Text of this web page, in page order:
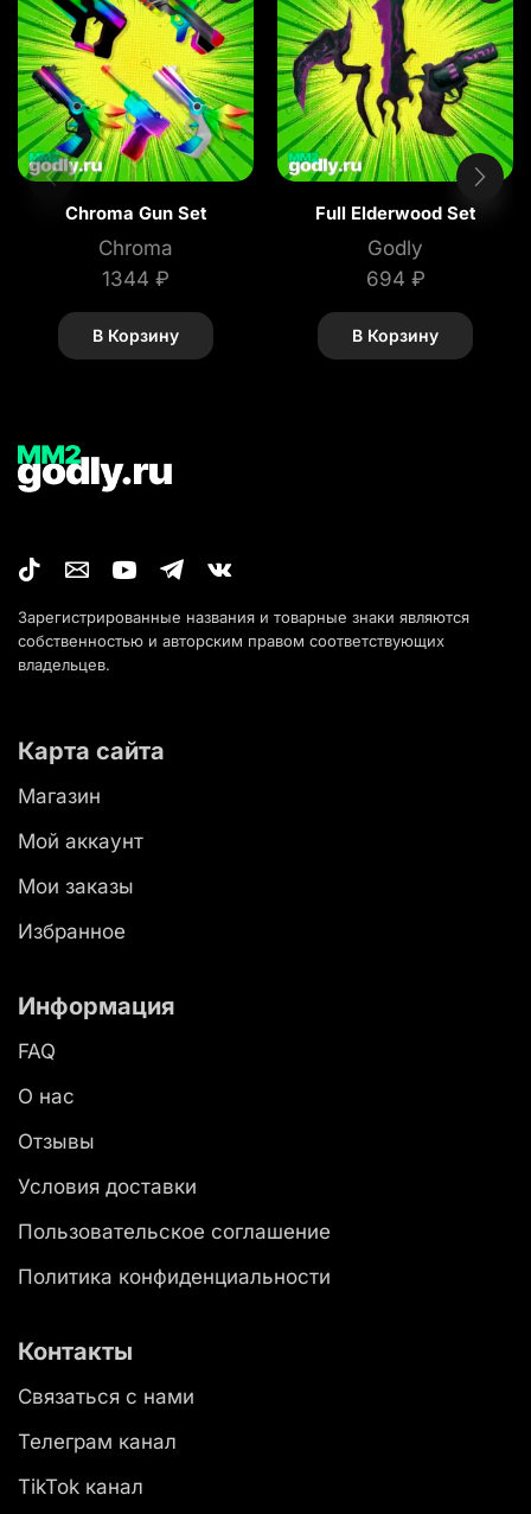
Chroma Gun Set
Chroma
1344 ₽
В Корзину
Full Elderwood Set
Godly
694 ₽
В Корзину
Зарегистрированные названия и товарные знаки являются
собственностью и авторским правом соответствующих
владельцев.
Карта сайта
Магазин
Мой аккаунт
Мои заказы
Избранное
Информация
FAQ
О нас
Отзывы
Условия доставки
Пользовательское соглашение
Политика конфиденциальности
Контакты
Связаться с нами
Телеграм канал
TikTok канал